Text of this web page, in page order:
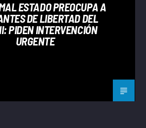
ESTADO PREOCUPA A
DE LIBERTAD DEL
PIDEN INTERVENCIÓN
URGENTE